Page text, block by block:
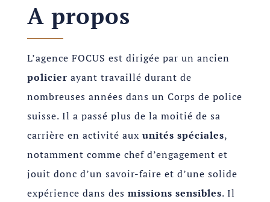
A propos
L’agence FOCUS est dirigée par un ancien
policier ayant travaillé durant de
nombreuses années dans un Corps de police
suisse. Il a passé plus de la moitié de sa
carrière en activité aux unités spéciales,
notamment comme chef d’engagement et
jouit donc d’un savoir-faire et d’une solide
expérience dans des missions sensibles. Il